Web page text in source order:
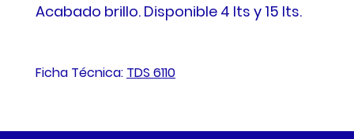
Acabado brillo. Disponible 4 lts y 15 lts.
Ficha Técnica: TDS 6110